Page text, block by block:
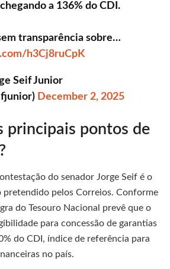
a 136% do CDI.
transparência sobre…
h3Cj8ruCpK
Seif Junior
December 2, 2025
principais pontos de
do senador Jorge Seif é o
pretendido pelos Correios. Conforme
do Tesouro Nacional prevê que o
para concessão de garantias
do CDI, índice de referência para
no país.